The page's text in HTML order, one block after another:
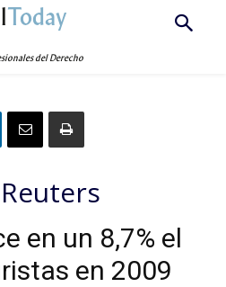
Today
del Derecho
en un 8,7% el
en 2009